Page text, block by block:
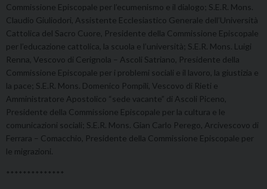
Commissione Episcopale per l’ecumenismo e il dialogo; S.E.R. Mons.
Claudio Giuliodori, Assistente Ecclesiastico Generale dell’Università
Cattolica del Sacro Cuore, Presidente della Commissione Episcopale
per l’educazione cattolica, la scuola e l’università; S.E.R. Mons. Luigi
Renna, Vescovo di Cerignola – Ascoli Satriano, Presidente della
Commissione Episcopale per i problemi sociali e il lavoro, la giustizia e
la pace; S.E.R. Mons. Domenico Pompili, Vescovo di Rieti e
Amministratore Apostolico “sede vacante” di Ascoli Piceno,
Presidente della Commissione Episcopale per la cultura e le
comunicazioni sociali; S.E.R. Mons. Gian Carlo Perego, Arcivescovo di
Ferrara – Comacchio, Presidente della Commissione Episcopale per
le migrazioni.
**************